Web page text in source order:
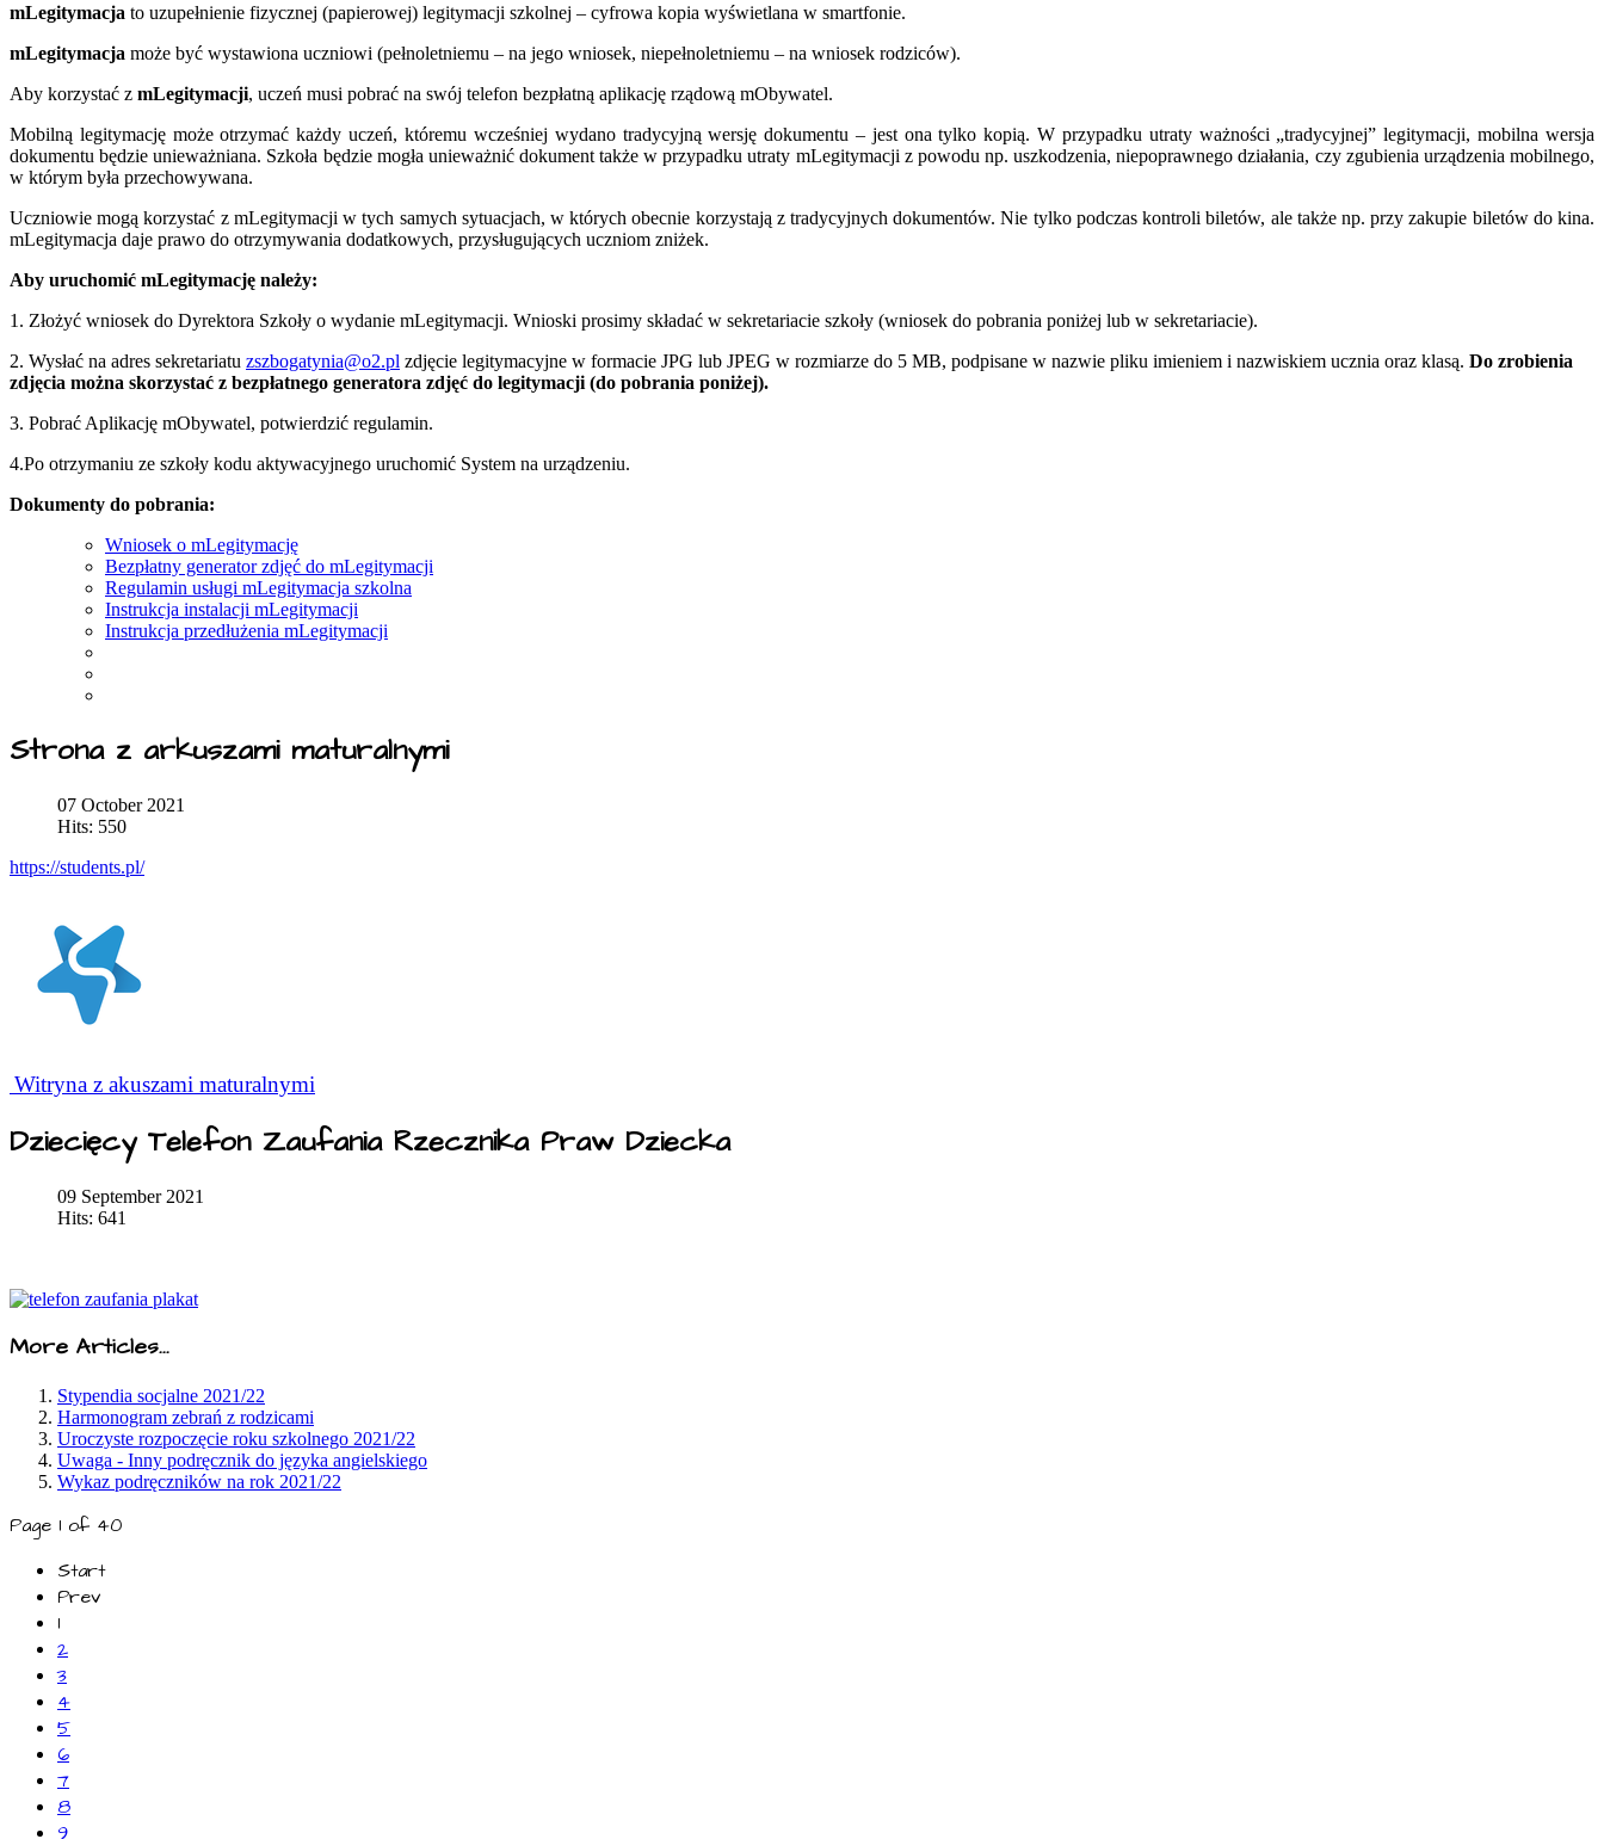
mLegitymacja to uzupełnienie fizycznej (papierowej) legitymacji szkolnej – cyfrowa kopia wyświetlana w smartfonie.
mLegitymacja może być wystawiona uczniowi (pełnoletniemu – na jego wniosek, niepełnoletniemu – na wniosek rodziców).
Aby korzystać z mLegitymacji, uczeń musi pobrać na swój telefon bezpłatną aplikację rządową mObywatel.
Mobilną legitymację może otrzymać każdy uczeń, któremu wcześniej wydano tradycyjną wersję dokumentu – jest ona tylko kopią. W przypadku utraty ważności „tradycyjnej” legitymacji, mobilna wersja
dokumentu będzie unieważniana. Szkoła będzie mogła unieważnić dokument także w przypadku utraty mLegitymacji z powodu np. uszkodzenia, niepoprawnego działania, czy zgubienia urządzenia mobilnego,
w którym była przechowywana.
Uczniowie mogą korzystać z mLegitymacji w tych samych sytuacjach, w których obecnie korzystają z tradycyjnych dokumentów. Nie tylko podczas kontroli biletów, ale także np. przy zakupie biletów do kina.
mLegitymacja daje prawo do otrzymywania dodatkowych, przysługujących uczniom zniżek.
Aby uruchomić mLegitymację należy:
1. Złożyć wniosek do Dyrektora Szkoły o wydanie mLegitymacji. Wnioski prosimy składać w sekretariacie szkoły (wniosek do pobrania poniżej lub w sekretariacie).
2. Wysłać na adres sekretariatu zszbogatynia@o2.pl zdjęcie legitymacyjne w formacie JPG lub JPEG w rozmiarze do 5 MB, podpisane w nazwie pliku imieniem i nazwiskiem ucznia oraz klasą. Do zrobienia
zdjęcia można skorzystać z bezpłatnego generatora zdjęć do legitymacji (do pobrania poniżej).
3. Pobrać Aplikację mObywatel, potwierdzić regulamin.
4.Po otrzymaniu ze szkoły kodu aktywacyjnego uruchomić System na urządzeniu.
Dokumenty do pobrania:
Wniosek o mLegitymację
Bezpłatny generator zdjęć do mLegitymacji
Regulamin usługi mLegitymacja szkolna
Instrukcja instalacji mLegitymacji
Instrukcja przedłużenia mLegitymacji
Strona z arkuszami maturalnymi
07 October 2021
Hits: 550
https://students.pl/
Witryna z akuszami maturalnymi
Dziecięcy Telefon Zaufania Rzecznika Praw Dziecka
09 September 2021
Hits: 641
More Articles...
Stypendia socjalne 2021/22
Harmonogram zebrań z rodzicami
Uroczyste rozpoczęcie roku szkolnego 2021/22
Uwaga - Inny podręcznik do języka angielskiego
Wykaz podręczników na rok 2021/22
Page 1 of 40
Start
Prev
1
2
3
4
5
6
7
8
9